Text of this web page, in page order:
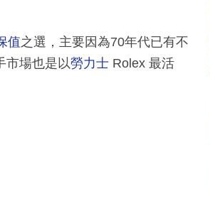
值之選，主要因為70年代已有不
市場也是以勞力士 Rolex 最活